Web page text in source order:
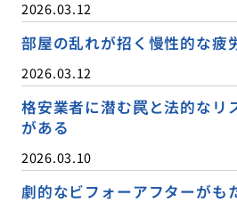
2026.03.12
部屋の乱れが招く慢性的な疲
2026.03.12
格安業者に潜む罠と法的なリ
がある
2026.03.10
劇的なビフォーアフターがも